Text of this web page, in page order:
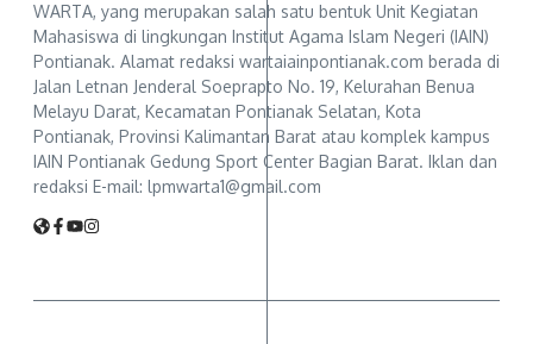
WARTA, yang merupakan salah satu bentuk Unit Kegiatan
Mahasiswa di lingkungan Institut Agama Islam Negeri (IAIN)
Pontianak. Alamat redaksi wartaiainpontianak.com berada di
Jalan Letnan Jenderal Soeprapto No. 19, Kelurahan Benua
Melayu Darat, Kecamatan Pontianak Selatan, Kota
Pontianak, Provinsi Kalimantan Barat atau komplek kampus
IAIN Pontianak Gedung Sport Center Bagian Barat. Iklan dan
redaksi E-mail: lpmwarta1@gmail.com